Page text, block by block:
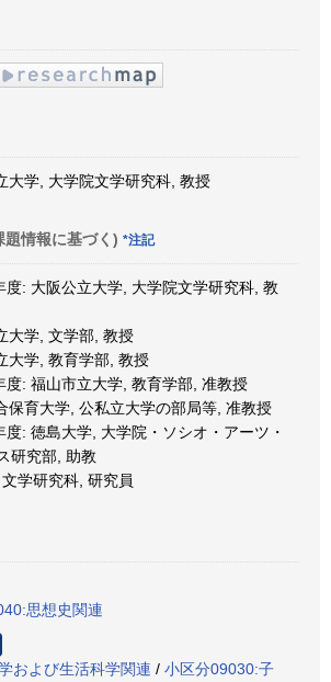
大学, 大学院文学研究科, 教授
題情報に基づく) *注記
: 大阪公立大学, 大学院文学研究科, 教
大学, 文学部, 教授
大学, 教育学部, 教授
度: 福山市立大学, 教育学部, 准教授
保育大学, 公私立大学の部局等, 准教授
: 徳島大学, 大学院・ソシオ・アーツ・
研究部, 助教
学研究科, 研究員
思想史関連
および生活科学関連 / 小区分09030:子